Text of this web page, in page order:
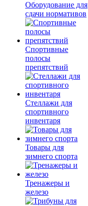
Оборудование для
сдачи нормативов
Спортивные
полосы
препятствий
Стеллажи для
спортивного
инвентаря
Товары для
зимнего спорта
Тренажеры и
железо